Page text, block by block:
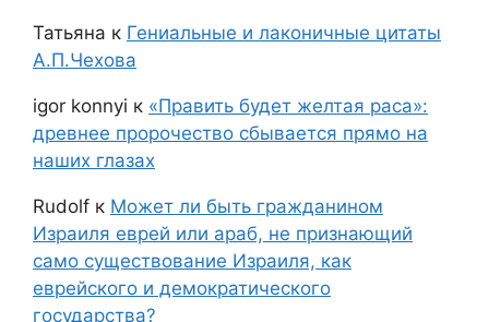
Татьяна к Гениальные и лаконичные цитаты
А.П.Чехова
igor konnyi к «Править будет желтая раса»:
древнее пророчество сбывается прямо на
наших глазах
Rudolf к Может ли быть гражданином
Израиля еврей или араб, не признающий
само существование Израиля, как
еврейского и демократического
государства?